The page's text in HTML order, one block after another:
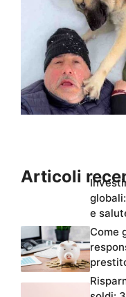
Articoli
e
Come